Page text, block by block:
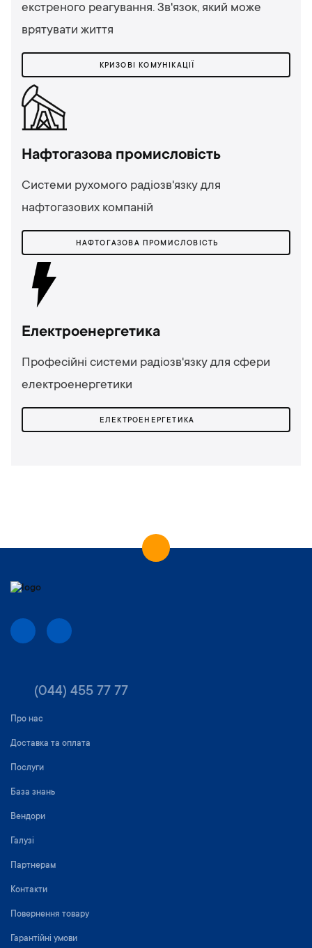
екстреного реагування. Зв'язок, який може
врятувати життя
КРИЗОВІ КОМУНІКАЦІЇ
Нафтогазова промисловість
Системи рухомого радіозв'язку для
нафтогазових компаній
НАФТОГАЗОВА ПРОМИСЛОВІСТЬ
Електроенергетика
Професійні системи радіозв'язку для сфери
електроенергетики
ЕЛЕКТРОЕНЕРГЕТИКА
(044) 455 77 77
Про нас
Доставка та оплата
Послуги
База знань
Вендори
Галузі
Партнерам
Контакти
Повернення товару
Гарантійні умови